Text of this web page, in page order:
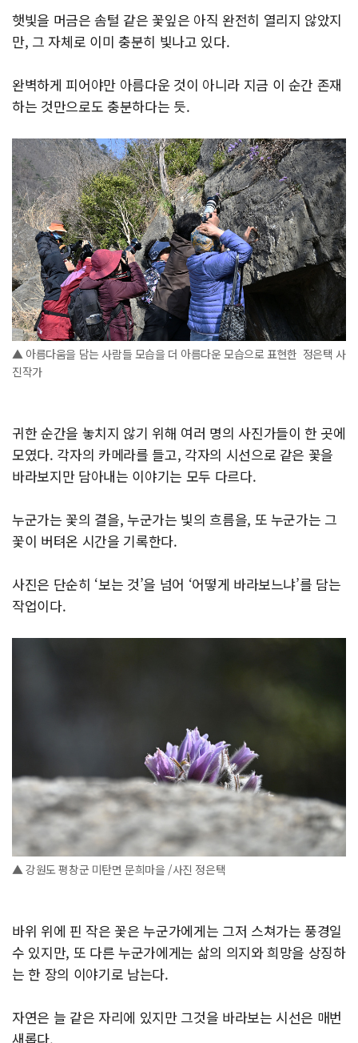
햇빛을 머금은 솜털 같은 꽃잎은 아직 완전히 열리지 않았지
만, 그 자체로 이미 충분히 빛나고 있다.
완벽하게 피어야만 아름다운 것이 아니라 지금 이 순간 존재
하는 것만으로도 충분하다는 듯.
▲ 아름다움을 담는 사람들 모습을 더 아름다운 모습으로 표현한 정은택 사
진작가
귀한 순간을 놓치지 않기 위해 여러 명의 사진가들이 한 곳에
모였다. 각자의 카메라를 들고, 각자의 시선으로 같은 꽃을
바라보지만 담아내는 이야기는 모두 다르다.
누군가는 꽃의 결을, 누군가는 빛의 흐름을, 또 누군가는 그
꽃이 버텨온 시간을 기록한다.
사진은 단순히 ‘보는 것’을 넘어 ‘어떻게 바라보느냐’를 담는
작업이다.
▲ 강원도 평창군 미탄면 문희마을 /사진 정은택
바위 위에 핀 작은 꽃은 누군가에게는 그저 스쳐가는 풍경일
수 있지만, 또 다른 누군가에게는 삶의 의지와 희망을 상징하
는 한 장의 이야기로 남는다.
자연은 늘 같은 자리에 있지만 그것을 바라보는 시선은 매번
새롭다.